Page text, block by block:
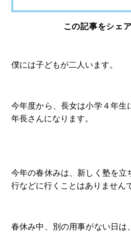
僕には子どもが二人います。
今年度から、長女は小学４年生
年長さんになります。
今年の春休みは、新しく塾を立
行などに行くことはありません
春休み中、別の用事がない日は